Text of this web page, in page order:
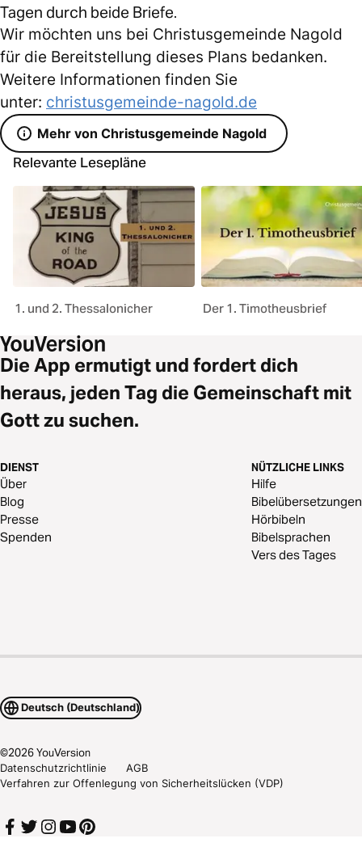
Tagen durch beide Briefe.
Wir möchten uns bei Christusgemeinde Nagold
für die Bereitstellung dieses Plans bedanken.
Weitere Informationen finden Sie
unter: christusgemeinde-nagold.de
Mehr von Christusgemeinde Nagold
Relevante Lesepläne
1. und 2. Thessalonicher Der 1. Timotheusbrief
Die App ermutigt und fordert dich
heraus, jeden Tag die Gemeinschaft mit
Gott zu suchen.
DIENST
Über
Blog
Presse
Spenden
NÜTZLICHE LINKS
Hilfe
Bibelübersetzungen
Hörbibeln
Bibelsprachen
Vers des Tages
Deutsch (Deutschland)
©2026YouVersion
Datenschutzrichtlinie
AGB
Verfahren zur Offenlegung von Sicherheitslücken (VDP)